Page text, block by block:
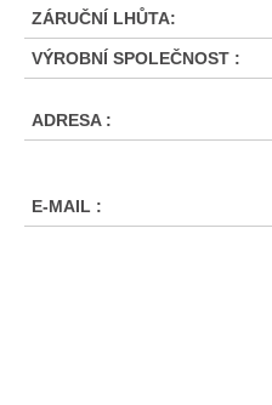
ZÁRUČNÍ LHŮTA:
VÝROBNÍ SPOLEČNOST :
ADRESA :
E-MAIL :